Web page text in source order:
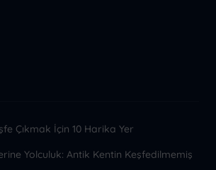
Çıkmak İçin 10 Harika Yer
Yolculuk: Antik Kentin Keşfedilmemiş